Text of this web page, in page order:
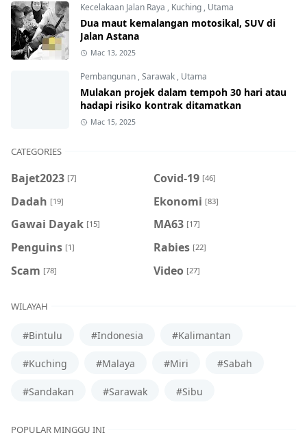
Kecelakaan Jalan Raya , Kuching , Utama
Dua maut kemalangan motosikal, SUV di
Jalan Astana
Mac 13, 2025
Pembangunan ,Sarawak , Utama
Mulakan projek dalam tempoh 30 hari atau
hadapi risiko kontrak ditamatkan
Mac 15, 2025
CATEGORIES
Bajet2023 [7] Covid-19 [46]
Dadah [19] Ekonomi [83]
Gawai Dayak [15] MA63 [17]
Penguins [1] Rabies [22]
Scam [78] Video [27]
WILAYAH
#Bintulu #Indonesia #Kalimantan
#Kuching #Malaya #Miri #Sabah
#Sandakan #Sarawak #Sibu
POPULAR MINGGU INI